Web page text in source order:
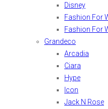
Disney
Fashion For
Fashion For
Grandeco
Arcadia
Ciara
Hype
Icon
Jack N Rose